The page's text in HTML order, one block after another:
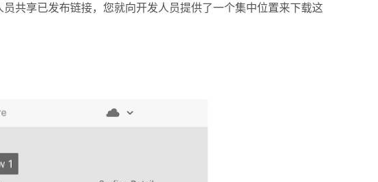
共享已发布链接，您就向开发人员提供了一个集中位置来下载这